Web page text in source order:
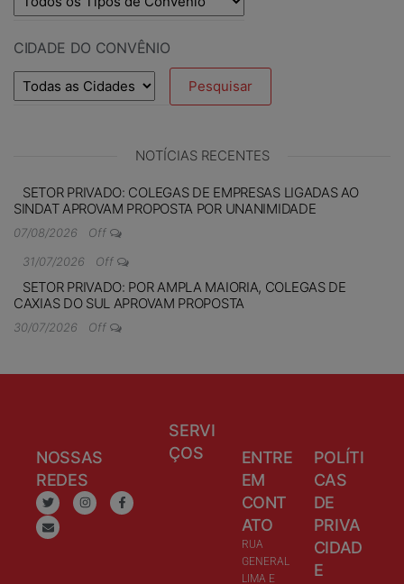
CIDADE DO CONVÊNIO
NOTÍCIAS RECENTES
SETOR PRIVADO: COLEGAS DE EMPRESAS LIGADAS AO
SINDAT APROVAM PROPOSTA POR UNANIMIDADE
07/08/2026
Off
31/07/2026
Off
SETOR PRIVADO: POR AMPLA MAIORIA, COLEGAS DE
CAXIAS DO SUL APROVAM PROPOSTA
30/07/2026 Off
NOSSAS
REDES
SERVI
ÇOS
ENTRE
EM
CONT
ATO
RUA
GENERAL
LIMA E
POLÍTI
CAS
DE
PRIVA
CIDAD
E